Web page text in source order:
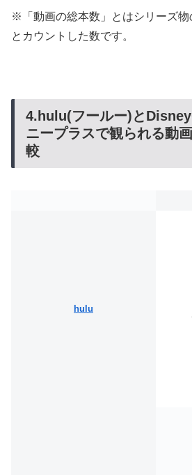
※「動画の総本数」とはシリーズ物
とカウントした数です。
4.hulu(フールー)と
ニープラスで観られる動
較
hulu